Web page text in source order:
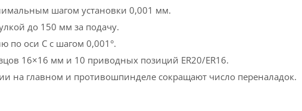
шагом установки 0,001 мм.
до 150 мм за подачу.
по оси C с шагом 0,001°.
16×16 мм и 10 приводных позиций ER20/ER16.
на главном и противошпинделе сокращают число переналадок.